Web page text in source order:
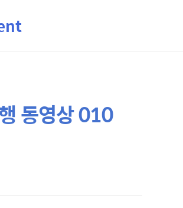
동영상 010